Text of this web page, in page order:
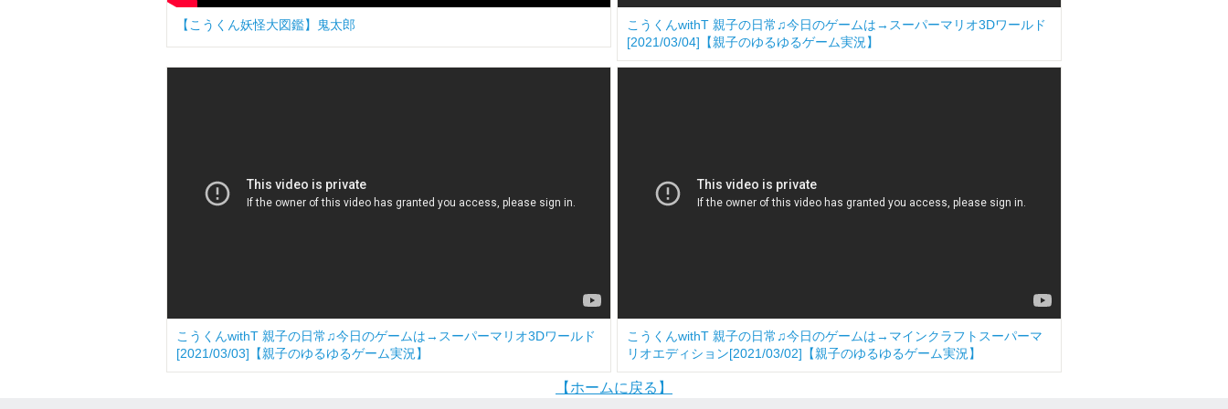
【こうくん妖怪大図鑑】鬼太郎
こうくんwithT 親子の日常♫今日のゲームは→スーパーマリオ3Dワールド
[2021/03/04]【親子のゆるゆるゲーム実況】
こうくんwithT 親子の日常♫今日のゲームは→スーパーマリオ3Dワールド
[2021/03/03]【親子のゆるゆるゲーム実況】
こうくんwithT 親子の日常♫今日のゲームは→マインクラフトスーパーマ
リオエディション[2021/03/02]【親子のゆるゆるゲーム実況】
【ホームに戻る】